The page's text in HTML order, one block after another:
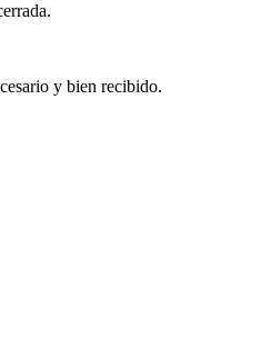
y bien recibido.